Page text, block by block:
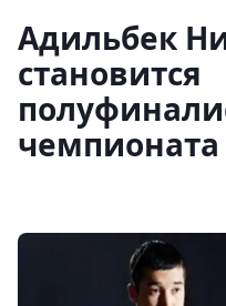
Адильбек
становится
чемпионата